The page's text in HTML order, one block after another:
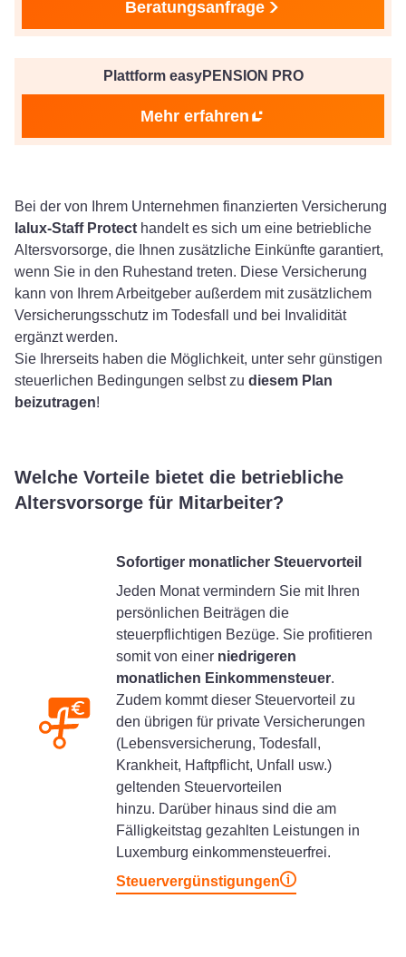
Beratungsanfrage
Plattform easyPENSION PRO
Mehr erfahren
Bei der von Ihrem Unternehmen finanzierten Versicherung
lalux-Staff Protect handelt es sich um eine betriebliche
Altersvorsorge, die Ihnen zusätzliche Einkünfte garantiert,
wenn Sie in den Ruhestand treten. Diese Versicherung
kann von Ihrem Arbeitgeber außerdem mit zusätzlichem
Versicherungsschutz im Todesfall und bei Invalidität
ergänzt werden.
Sie Ihrerseits haben die Möglichkeit, unter sehr günstigen
steuerlichen Bedingungen selbst zu diesem Plan
beizutragen!
Welche Vorteile bietet die betriebliche
Altersvorsorge für Mitarbeiter?
Sofortiger monatlicher Steuervorteil
Jeden Monat vermindern Sie mit Ihren
persönlichen Beiträgen die
steuerpflichtigen Bezüge. Sie profitieren
somit von einer niedrigeren
monatlichen Einkommensteuer.
Zudem kommt dieser Steuervorteil zu
den übrigen für private Versicherungen
(Lebensversicherung, Todesfall,
Krankheit, Haftpflicht, Unfall usw.)
geltenden Steuervorteilen
hinzu. Darüber hinaus sind die am
Fälligkeitstag gezahlten Leistungen in
Luxemburg einkommensteuerfrei.
Steuervergünstigungen